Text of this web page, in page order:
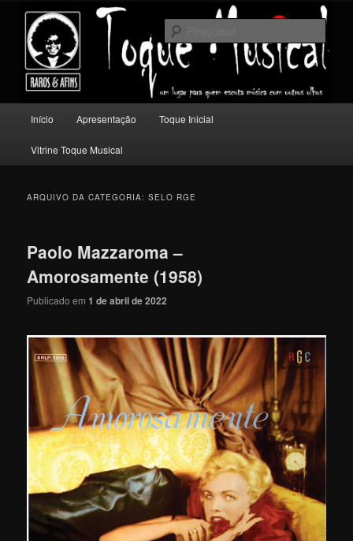
conteúdo
principal
conteúdo
secundário
Toque Musical
Um lugar para quem escuta música com outros olhos.
principal
Início Apresentação Toque Inicial
Vitrine Toque Musical
ARQUIVO DA CATEGORIA:SELO RGE
Paolo Mazzaroma –
Amorosamente (1958)
Publicado em1 de abril de 2022